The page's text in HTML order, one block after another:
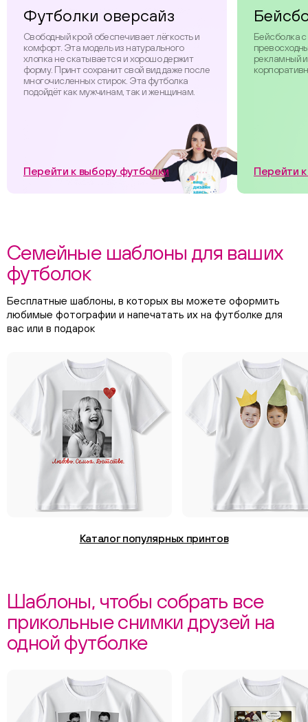
Футболки оверсайз
Свободный крой обеспечивает лёгкость и
комфорт. Эта модель из натурального
хлопка не скатывается и хорошо держит
форму. Принт сохранит свой вид даже после
многочисленных стирок. Эта футболка
подойдёт как мужчинам, так и женщинам.
Перейти к выбору футболки
Бейсболка
рекламный
Перейти
Семейные шаблоны для ваших
футболок
Бесплатные шаблоны, в которых вы можете оформить
любимые фотографии и напечатать их на футболке для
вас или в подарок
Каталог популярных принтов
Шаблоны, чтобы собрать все
прикольные снимки друзей на
одной футболке